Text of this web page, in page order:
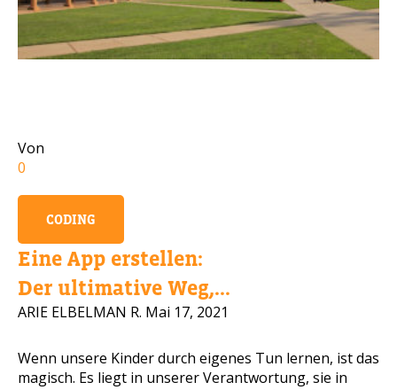
Von
0
CODING
Eine App erstellen:
Der ultimative Weg,...
ARIE ELBELMAN R. Mai 17, 2021
Wenn unsere Kinder durch eigenes Tun lernen, ist das
magisch. Es liegt in unserer Verantwortung, sie in
Eltern E-Mail